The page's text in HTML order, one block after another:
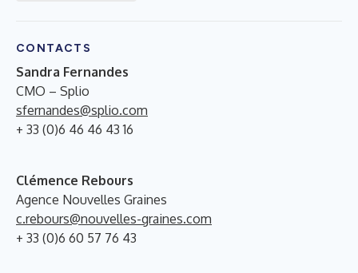
CONTACTS
Sandra Fernandes
CMO – Splio
sfernandes@splio.com
+ 33 (0)6 46 46 43 16
Clémence Rebours
Agence Nouvelles Graines
c.rebours@nouvelles-graines.com
+ 33 (0)6 60 57 76 43